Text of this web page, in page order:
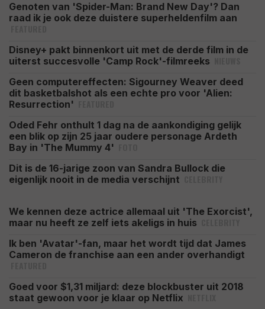
Genoten van 'Spider-Man: Brand New Day'? Dan
raad ik je ook deze duistere superheldenfilm aan
Disney+ pakt binnenkort uit met de derde film in de
uiterst succesvolle 'Camp Rock'-filmreeks
Geen computereffecten: Sigourney Weaver deed
dit basketbalshot als een echte pro voor 'Alien:
Resurrection'
Oded Fehr onthult 1 dag na de aankondiging gelijk
een blik op zijn 25 jaar oudere personage Ardeth
Bay in 'The Mummy 4'
Dit is de 16-jarige zoon van Sandra Bullock die
eigenlijk nooit in de media verschijnt
We kennen deze actrice allemaal uit 'The Exorcist',
maar nu heeft ze zelf iets akeligs in huis
Ik ben 'Avatar'-fan, maar het wordt tijd dat James
Cameron de franchise aan een ander overhandigt
Goed voor $1,31 miljard: deze blockbuster uit 2018
staat gewoon voor je klaar op Netflix